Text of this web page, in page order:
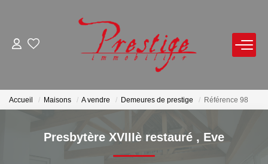
ACHETER
LOUER
VENDRE
Accueil Maisons A vendre Demeures de prestige Référence 98
Presbytère XVIIIè restauré , Eve